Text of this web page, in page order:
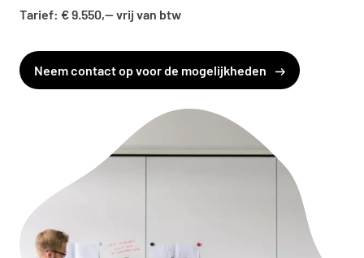
Tarief: € 9.550,— vrij van btw
Neem contact op voor de mogelijkheden